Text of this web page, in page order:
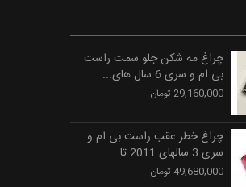
چراغ مه شکن جلو سمت راست
بی ام و سری 6 سال های...
29,160,000 تومان
چراغ خطر عقب راست بی ام و
سری 3 سالهای 2011 تا...
49,680,000 تومان